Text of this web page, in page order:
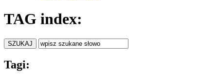
TAG index:
Tagi: